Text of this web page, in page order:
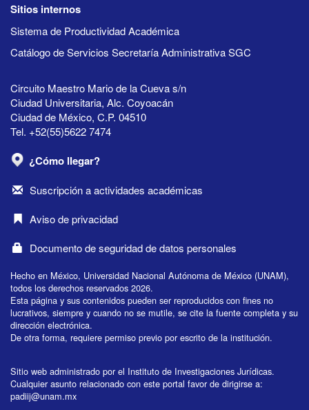
Sitios internos
Sistema de Productividad Académica
Catálogo de Servicios Secretaría Administrativa SGC
Circuito Maestro Mario de la Cueva s/n
Ciudad Universitaria, Alc. Coyoacán
Ciudad de México, C.P. 04510
Tel. +52(55)5622 7474
¿Cómo llegar?
Suscripción a actividades académicas
Aviso de privacidad
Documento de seguridad de datos personales
Hecho en México, Universidad Nacional Autónoma de México (UNAM),
todos los derechos reservados 2026.
Esta página y sus contenidos pueden ser reproducidos con fines no
lucrativos, siempre y cuando no se mutile, se cite la fuente completa y su
dirección electrónica.
De otra forma, requiere permiso previo por escrito de la institución.
Sitio web administrado por el Instituto de Investigaciones Jurídicas.
Cualquier asunto relacionado con este portal favor de dirigirse a:
padiij@unam.mx